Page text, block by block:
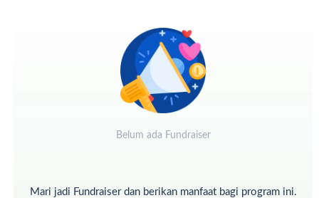
mereka mendirikan shalat dan menunaikan zakat; dan yang
demikian itulah agama yang lurus.”
Oleh karena itu, memahami zakat mal beserta tata caranya
menjadi semakin penting untuk seorang Muslim yang
Belum ada Fundraiser
Mari jadi Fundraiser dan berikan manfaat bagi program ini.